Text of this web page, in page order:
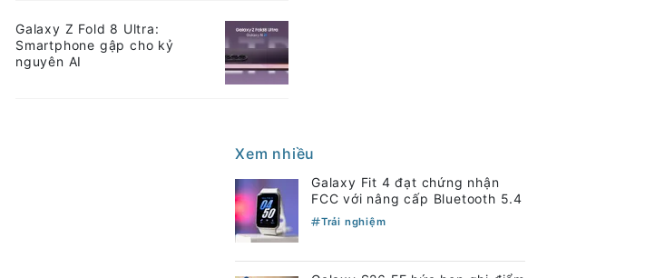
Galaxy Z Fold 8 Ultra:
Smartphone gập cho kỷ
nguyên AI
Xem nhiều
Galaxy Fit 4 đạt chứng nhận
FCC với nâng cấp Bluetooth 5.4
Trải nghiệm